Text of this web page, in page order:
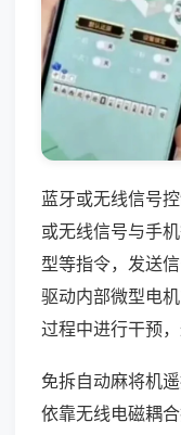
蓝牙或无线信号
或无线信号与手
型等指令，发送
驱动内部微型电
过程中进行干预，
免拆自动麻将机
依靠无线电磁耦